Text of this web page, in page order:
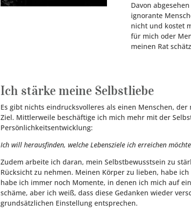
Davon
ignorante
nicht und kostet
für mich oder
meinen Rat
Ich stärke meine Selbstliebe
Es gibt nichts eindrucksvolleres als einen Menschen,
Ziel. Mittlerweile beschäftige ich mich mehr mit der
Persönlichkeitsentwicklung:
Ich will herausfinden, welche Lebensziele ich erreichen
Zudem arbeite ich daran, mein Selbstbewusstsein zu
Rücksicht zu nehmen. Meinen Körper zu lieben, habe
habe ich immer noch Momente, in denen ich mich auf
schäme, aber ich weiß, dass diese Gedanken wieder
grundsätzlichen Einstellung entsprechen.